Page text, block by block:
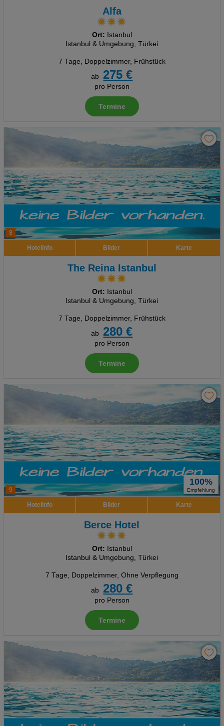
Alfa
Ort: Istanbul
Istanbul & Umgebung, Türkei
7 Tage, Doppelzimmer, Frühstück
ab
275 €
pro Person
Termine
8
Hotelinfo Bilder Karte
The Reina Istanbul
Ort: Istanbul
Istanbul & Umgebung, Türkei
7 Tage, Doppelzimmer, Frühstück
ab
280 €
pro Person
Termine
9
100%
Empfehlung
Hotelinfo Bilder Karte
Berce Hotel
Ort: Istanbul
Istanbul & Umgebung, Türkei
7 Tage, Doppelzimmer, Ohne Verpflegung
ab
280 €
pro Person
Termine